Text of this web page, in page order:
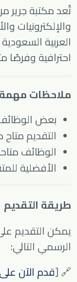
تُعدمكتبة جرير
والإلكترونيات
العربية
احترافية وفرصًا
ملاحظات مهمة
بعض
التقديم
الوظائف
الأفضلية
طريقة التقديم
يمكن التقديم
الرسمي التالي:
🔗 [قدم الآن